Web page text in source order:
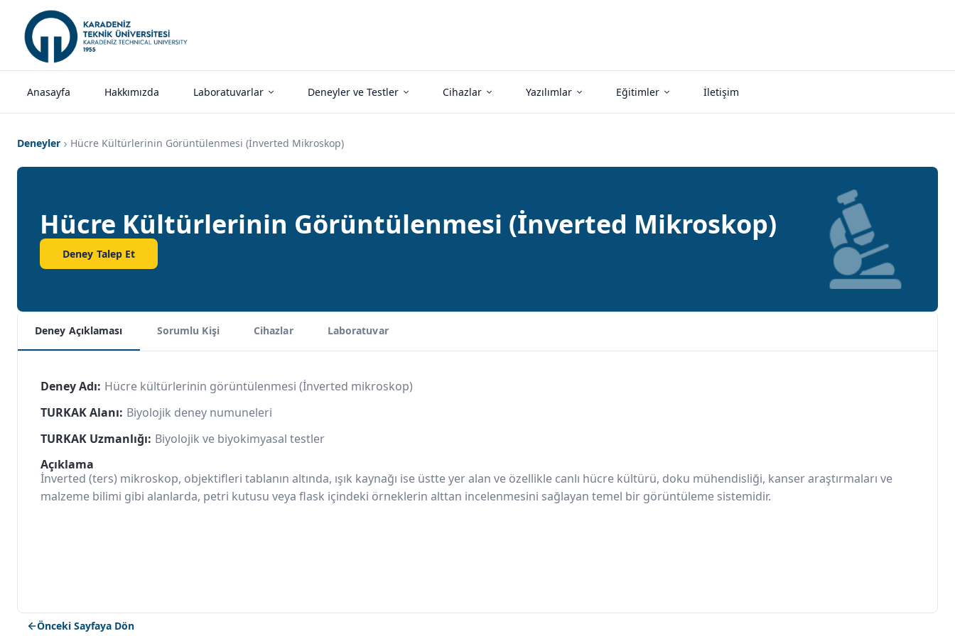
Anasayfa Hakkımızda Laboratuvarlar Deneyler ve Testler Cihazlar Yazılımlar Eğitimler İletişim
Deneyler Hücre Kültürlerinin Görüntülenmesi (İnverted Mikroskop)
Hücre Kültürlerinin Görüntülenmesi (İnverted Mikroskop)
Deney Talep Et
Deney Açıklaması Sorumlu Kişi Cihazlar Laboratuvar
Deney Adı: Hücre kültürlerinin görüntülenmesi (İnverted mikroskop)
TURKAK Alanı: Biyolojik deney numuneleri
TURKAK Uzmanlığı: Biyolojik ve biyokimyasal testler
Açıklama
İnverted (ters) mikroskop, objektifleri tablanın altında, ışık kaynağı ise üstte yer alan ve özellikle canlı hücre kültürü, doku mühendisliği, kanser araştırmaları ve
malzeme bilimi gibi alanlarda, petri kutusu veya flask içindeki örneklerin alttan incelenmesini sağlayan temel bir görüntüleme sistemidir.
Önceki Sayfaya Dön